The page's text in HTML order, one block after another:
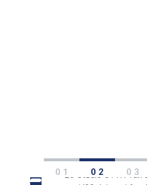
0 1 0 2 0 3
Lo Studio STTR Tax